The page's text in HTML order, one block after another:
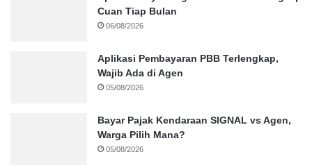
Cuan Tiap Bulan
06/08/2026
Aplikasi Pembayaran PBB Terlengkap,
Wajib Ada di Agen
05/08/2026
Bayar Pajak Kendaraan SIGNAL vs Agen,
Warga Pilih Mana?
05/08/2026